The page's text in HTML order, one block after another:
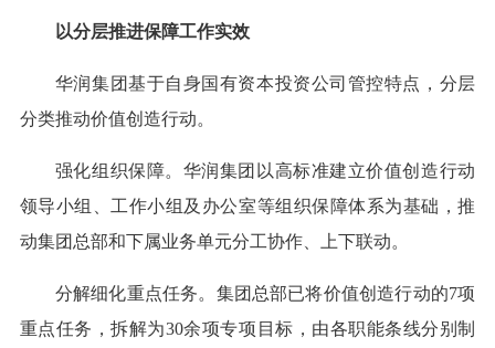
以分层推进保障工作实效
华润集团基于自身国有资本投资公司管控特点，分层
分类推动价值创造行动。
强化组织保障。华润集团以高标准建立价值创造行动
领导小组、工作小组及办公室等组织保障体系为基础，推
动集团总部和下属业务单元分工协作、上下联动。
分解细化重点任务。集团总部已将价值创造行动的7项
重点任务，拆解为30余项专项目标，由各职能条线分别制